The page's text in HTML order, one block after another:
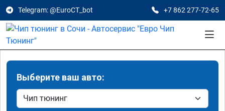
Telegram: @EuroCT_bot +7 862 277-72-65
Выберите ваш авто: